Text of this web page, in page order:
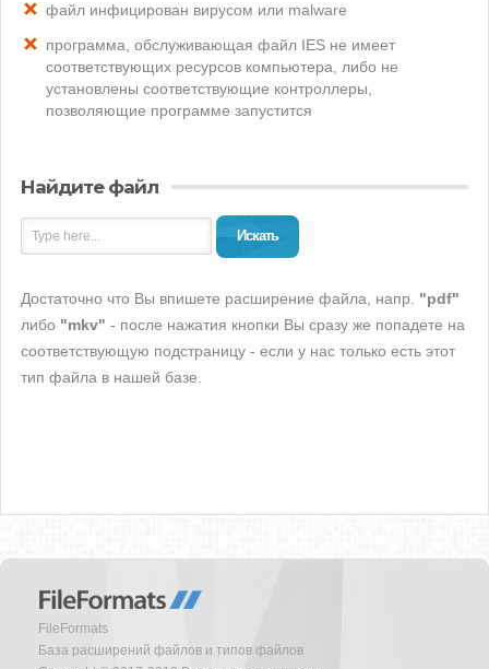
файл инфицирован вирусом или malware
программа, обслуживающая файл IES не имеет
соответствующих ресурсов компьютера, либо не
установлены соответствующие контроллеры,
позволяющие программе запустится
Найдите файл
Искать
Достаточно что Вы впишете расширение файла, напр. "pdf"
либо "mkv" - после нажатия кнопки Вы сразу же попадете на
соответствующую подстраницу - если у нас только есть этот
тип файла в нашей базе.
FileFormats
База расширений файлов и типов файлов